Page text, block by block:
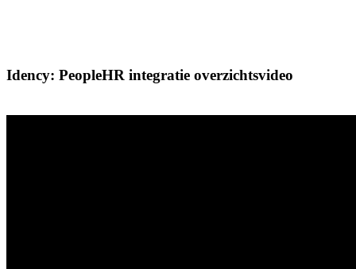
Idency: PeopleHR integratie overzichtsvideo